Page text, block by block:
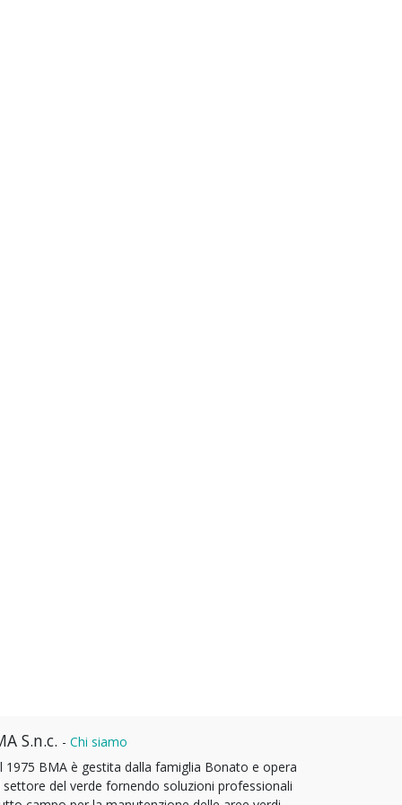
S.n.c. - Chi siamo
1975 BMA è gestita dalla famiglia Bonato e opera
settore del verde fornendo soluzioni professionali